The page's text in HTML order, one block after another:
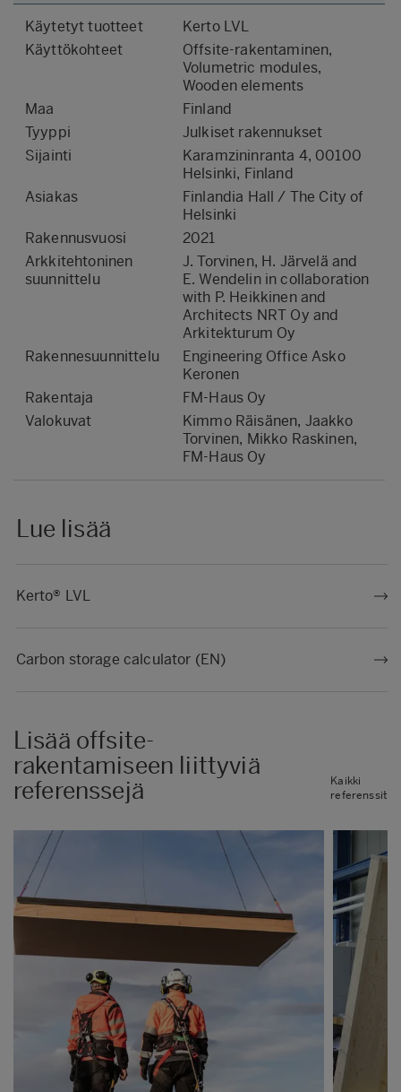
Käytetyt tuotteet
Kerto LVL
Käyttökohteet
Offsite-rakentaminen,
Volumetric modules,
Wooden elements
Maa
Finland
Tyyppi
Julkiset rakennukset
Sijainti
Karamzininranta 4, 00100
Helsinki, Finland
Asiakas
Finlandia Hall / The City of
Helsinki
Rakennusvuosi
2021
Arkkitehtoninen
suunnittelu
J. Torvinen, H. Järvelä and
E. Wendelin in collaboration
with P. Heikkinen and
Architects NRT Oy and
Arkitekturum Oy
Rakennesuunnittelu
Engineering Office Asko
Keronen
Rakentaja
FM-Haus Oy
Valokuvat
Kimmo Räisänen, Jaakko
Torvinen, Mikko Raskinen,
FM-Haus Oy
Lue lisää
Kerto® LVL
Carbon storage calculator (EN)
Lisää offsite-
rakentamiseen liittyviä
referenssejä
Kaikki
referenssit